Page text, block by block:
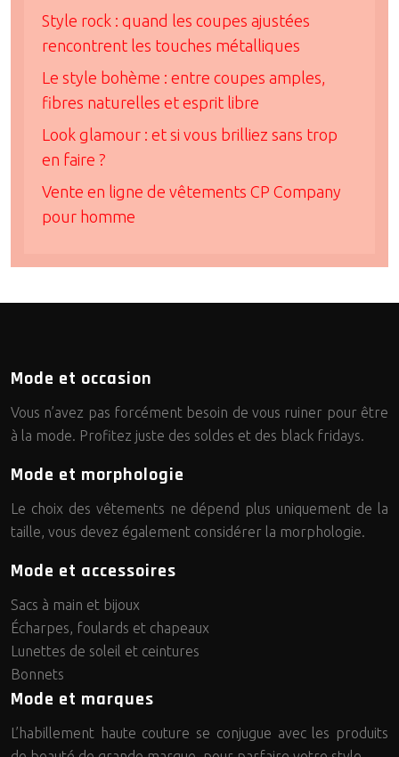
Style rock : quand les coupes ajustées
rencontrent les touches métalliques
Le style bohème : entre coupes amples,
fibres naturelles et esprit libre
Look glamour : et si vous brilliez sans trop
en faire ?
Vente en ligne de vêtements CP Company
pour homme
Mode et occasion
Vous n’avez pas forcément besoin de vous ruiner pour être
à la mode. Profitez juste des soldes et des black fridays.
Mode et morphologie
Le choix des vêtements ne dépend plus uniquement de la
taille, vous devez également considérer la morphologie.
Mode et accessoires
Sacs à main et bijoux
Écharpes, foulards et chapeaux
Lunettes de soleil et ceintures
Bonnets
Mode et marques
L’habillement haute couture se conjugue avec les produits